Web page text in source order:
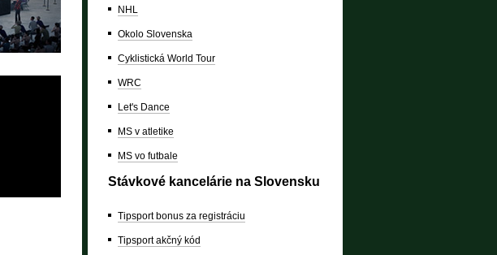
NHL
Okolo Slovenska
Cyklistická World Tour
WRC
Let's Dance
MS v atletike
MS vo futbale
Stávkové kancelárie na Slovensku
Tipsport bonus za registráciu
Tipsport akčný kód